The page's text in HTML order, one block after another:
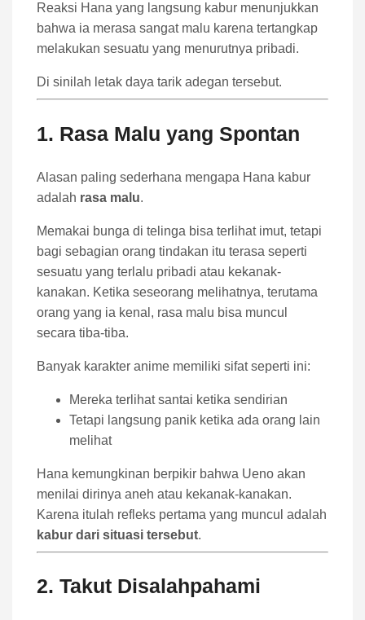
Reaksi Hana yang langsung kabur menunjukkan
bahwa ia merasa sangat malu karena tertangkap
melakukan sesuatu yang menurutnya pribadi.
Di sinilah letak daya tarik adegan tersebut.
1. Rasa Malu yang Spontan
Alasan paling sederhana mengapa Hana kabur
adalah rasa malu.
Memakai bunga di telinga bisa terlihat imut, tetapi
bagi sebagian orang tindakan itu terasa seperti
sesuatu yang terlalu pribadi atau kekanak-
kanakan. Ketika seseorang melihatnya, terutama
orang yang ia kenal, rasa malu bisa muncul
secara tiba-tiba.
Banyak karakter anime memiliki sifat seperti ini:
Mereka terlihat santai ketika sendirian
Tetapi langsung panik ketika ada orang lain
melihat
Hana kemungkinan berpikir bahwa Ueno akan
menilai dirinya aneh atau kekanak-kanakan.
Karena itulah refleks pertama yang muncul adalah
kabur dari situasi tersebut.
2. Takut Disalahpahami